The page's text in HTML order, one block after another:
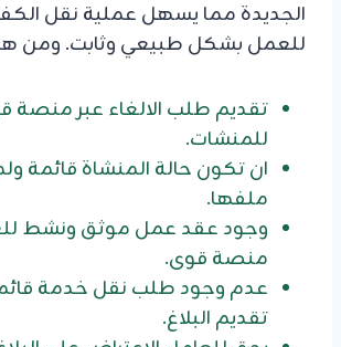
الجديدة مما يسهل عملية نقل
للعمل بشكل طبيعي وثابت. ومن
تقديم طلب الالغاء عبر منصة
للمنشات.
ان تكون حالة المنشاة قائمة
ملفها.
وجود عقد عمل موثق ونشط
منصة قوى.
عدم وجود طلب نقل خدمة
تقديم البلاغ.